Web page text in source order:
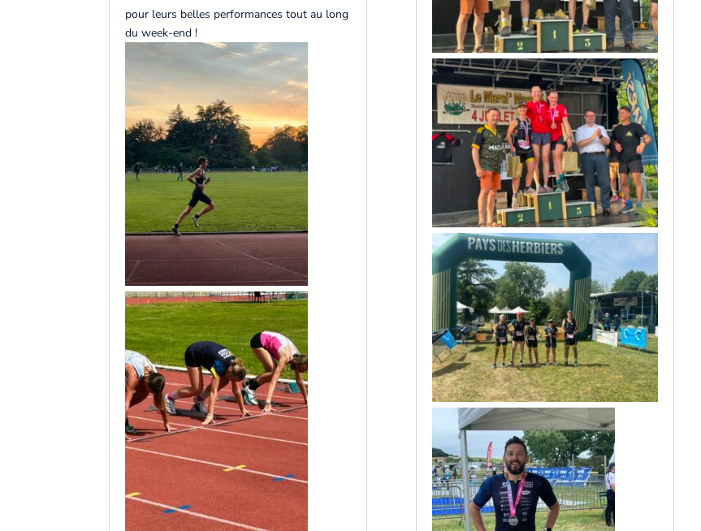
pour leurs belles performances tout au long
du week-end !